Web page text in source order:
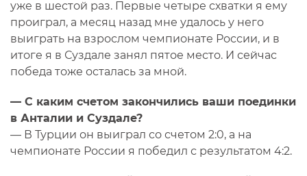
уже в шестой раз. Первые четыре схватки я ему
проиграл, а месяц назад мне удалось у него
выиграть на взрослом чемпионате России, и в
итоге я в Суздале занял пятое место. И сейчас
победа тоже осталась за мной.
— С каким счетом закончились ваши поединки
в Анталии и Суздале?
— В Турции он выиграл со счетом 2:0, а на
чемпионате России я победил с результатом 4:2.